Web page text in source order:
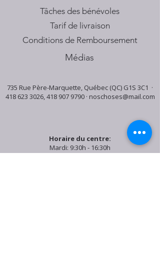
Tâches des bénévoles
Tarif de livraison
Conditions de Remboursement
Médias
735 Rue Père-Marquette, Québec (QC) G1S 3C1 ·
418 623 3026,418 907 9790· noschoses@mail.com
Horaire du centre:
Mardi: 9:30h - 16:30h